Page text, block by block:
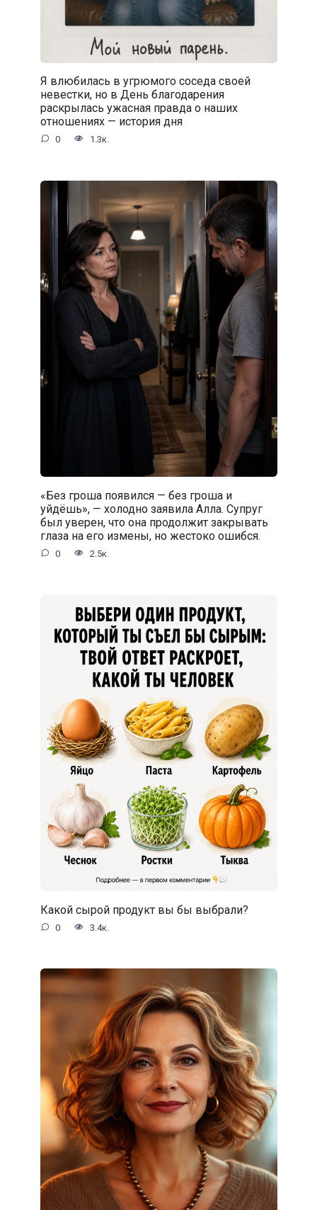
Я влюбилась в угрюмого соседа своей
невестки, но в День благодарения
раскрылась ужасная правда о наших
отношениях — история дня
0 1.3к.
«Без гроша появился — без гроша и
уйдёшь», — холодно заявила Алла. Супруг
был уверен, что она продолжит закрывать
глаза на его измены, но жестоко ошибся.
0 2.5к.
Какой сырой продукт вы бы выбрали?
0 3.4к.